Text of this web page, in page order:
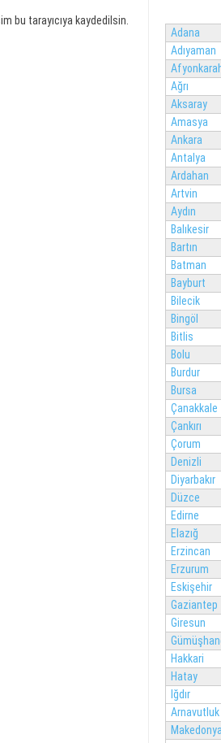
bu tarayıcıya kaydedilsin.
Adana
Adıyaman
Ağrı
Aksaray
Amasya
Ankara
Antalya
Ardahan
Artvin
Aydın
Balıkesir
Bartın
Batman
Bayburt
Bilecik
Bingöl
Bitlis
Bolu
Burdur
Bursa
Çanakkale
Çankırı
Çorum
Denizli
Diyarbakır
Düzce
Edirne
Elazığ
Erzincan
Erzurum
Eskişehir
Gaziantep
Giresun
Hakkari
Hatay
Iğdır
Arnavutluk
Makedonya